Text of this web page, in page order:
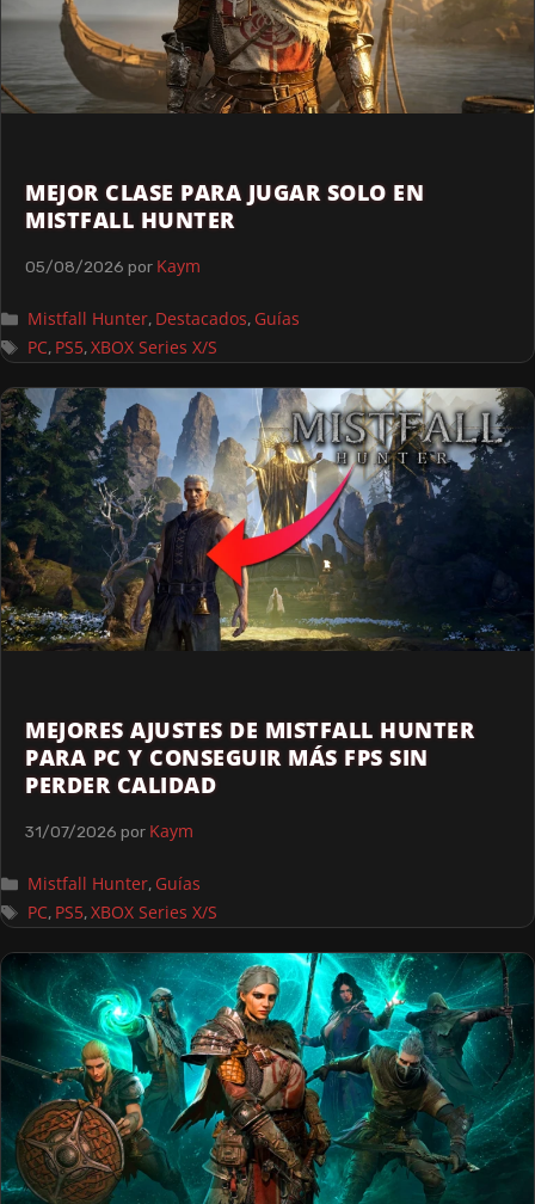
MEJOR CLASE PARA JUGAR SOLO EN
MISTFALL HUNTER
05/08/2026 por Kaym
Mistfall Hunter, Destacados, Guías
PC, PS5,XBOX Series X/S
MEJORES AJUSTES DE MISTFALL HUNTER
PARA PC Y CONSEGUIR MÁS FPS SIN
PERDER CALIDAD
31/07/2026 por Kaym
Mistfall Hunter, Guías
PC, PS5,XBOX Series X/S